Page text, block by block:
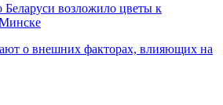
Беларуси возложило цветы к
о внешних факторах, влияющих на